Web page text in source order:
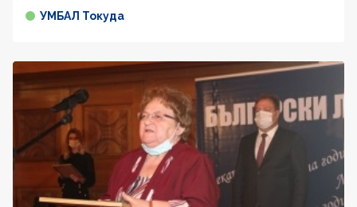
УМБАЛ Токуда